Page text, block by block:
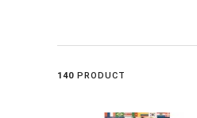
140 PRODUCT